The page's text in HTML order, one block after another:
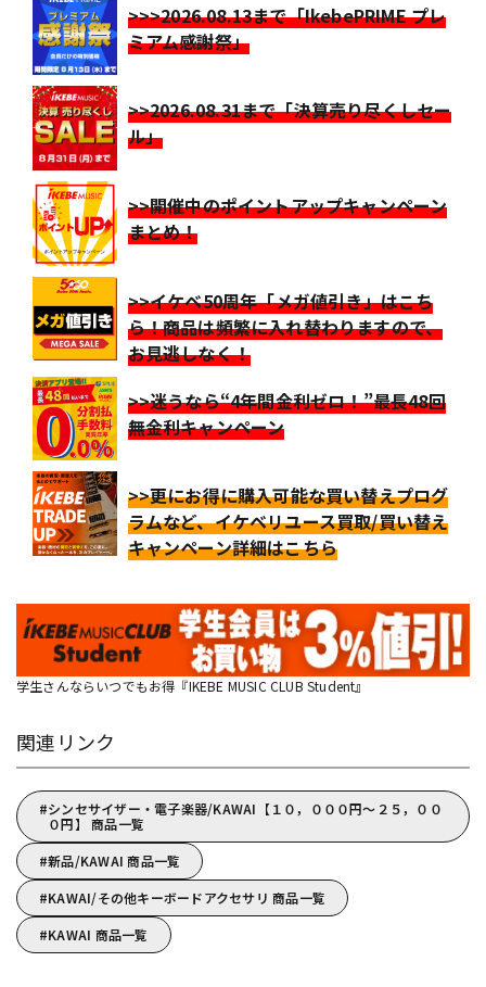
>>>2026.08.13まで「IkebePRIME プレ
ミアム感謝祭」
>>2026.08.31まで「決算売り尽くしセー
ル」
>>開催中のポイントアップキャンペーン
まとめ！
>>イケベ50周年「メガ値引き」はこち
ら！商品は頻繁に入れ替わりますので、
お見逃しなく！
>>迷うなら“4年間金利ゼロ！”最長48回
無金利キャンペーン
>>更にお得に購入可能な買い替えプログ
ラムなど、イケベリユース買取/買い替え
キャンペーン詳細はこちら
学生さんならいつでもお得『IKEBE MUSIC CLUB Student』
関連リンク
シンセサイザー・電子楽器/KAWAI【１０，０００円～２５，００
０円】 商品一覧
新品/KAWAI 商品一覧
KAWAI/その他キーボードアクセサリ 商品一覧
KAWAI 商品一覧